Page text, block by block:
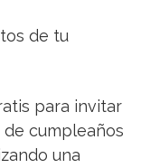
de tu
para invitar
cumpleaños
una